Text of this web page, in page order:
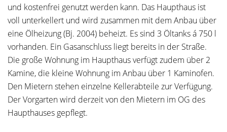
und kostenfrei genutzt werden kann. Das Haupthaus ist
voll unterkellert und wird zusammen mit dem Anbau über
eine Ölheizung (Bj. 2004) beheizt. Es sind 3 Öltanks á 750 l
vorhanden. Ein Gasanschluss liegt bereits in der Straße.
Die große Wohnung im Haupthaus verfügt zudem über 2
Kamine, die kleine Wohnung im Anbau über 1 Kaminofen.
Den Mietern stehen einzelne Kellerabteile zur Verfügung.
Der Vorgarten wird derzeit von den Mietern im OG des
Haupthauses gepflegt.